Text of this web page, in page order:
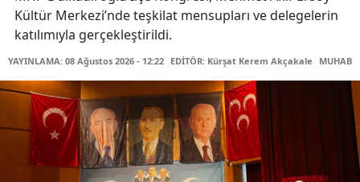
Kültür Merkezi’nde teşkilat mensupları ve delegelerin
katılımıyla gerçekleştirildi.
YAYINLAMA: 08 Ağustos 2026 - 12:22 EDİTÖR: Kürşat Kerem Akçakale